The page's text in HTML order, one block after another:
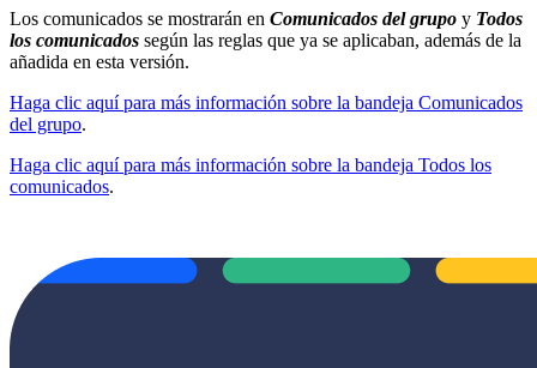
Los comunicados se mostrarán en Comunicados del grupo y Todos
los comunicados según las reglas que ya se aplicaban, además de la
añadida en esta versión.
Haga clic aquí para más información sobre la bandeja Comunicados
del grupo.
Haga clic aquí para más información sobre la bandeja Todos los
comunicados.